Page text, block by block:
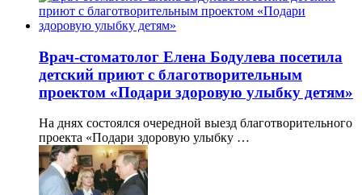
Врач-стоматолог Елена Бодулева посетила
детский приют с благотворительным
проектом «Подари здоровую улыбку детям»
На днях состоялся очередной выезд благотворительного
проекта «Подари здоровую улыбку …